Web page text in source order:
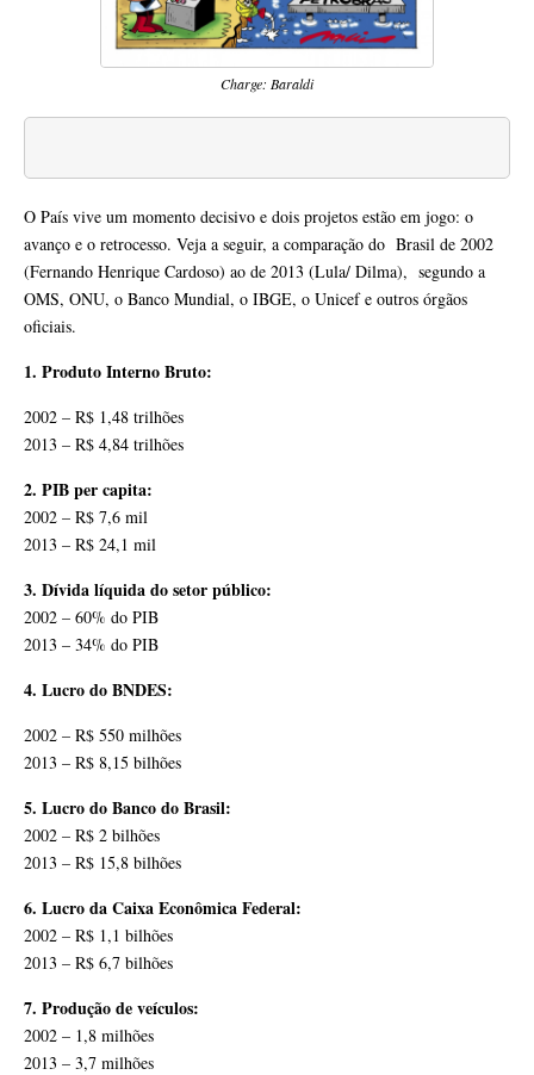
Charge: Baraldi
O País vive um momento decisivo e dois projetos estão em jogo: o
avanço e o retrocesso. Veja a seguir, a comparação do Brasil de 2002
(Fernando Henrique Cardoso) ao de 2013 (Lula/ Dilma), segundo a
OMS, ONU, o Banco Mundial, o IBGE, o Unicef e outros órgãos
oficiais.
1. Produto Interno Bruto:
2002 – R$ 1,48 trilhões
2013 – R$ 4,84 trilhões
2. PIB per capita:
2002 – R$ 7,6 mil
2013 – R$ 24,1 mil
3. Dívida líquida do setor público:
2002 – 60% do PIB
2013 – 34% do PIB
4. Lucro do BNDES:
2002 – R$ 550 milhões
2013 – R$ 8,15 bilhões
5. Lucro do Banco do Brasil:
2002 – R$ 2 bilhões
2013 – R$ 15,8 bilhões
6. Lucro da Caixa Econômica Federal:
2002 – R$ 1,1 bilhões
2013 – R$ 6,7 bilhões
7. Produção de veículos:
2002 – 1,8 milhões
2013 – 3,7 milhões